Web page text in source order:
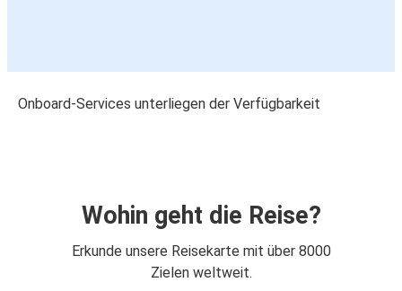
Onboard-Services unterliegen der Verfügbarkeit
Wohin geht die Reise?
Erkunde unsere Reisekarte mit über 8000
Zielen weltweit.